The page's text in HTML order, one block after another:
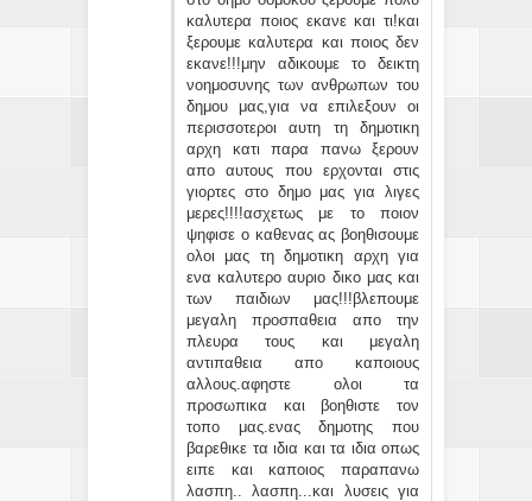
καλυτερα ποιος εκανε και τι!και
ξερουμε καλυτερα και ποιος δεν
εκανε!!!μην αδικουμε το δεικτη
νοημοσυνης των ανθρωπων του
δημου μας,για να επιλεξουν οι
περισσοτεροι αυτη τη δημοτικη
αρχη κατι παρα πανω ξερουν
απο αυτους που ερχονται στις
γιορτες στο δημο μας για λιγες
μερες!!!!ασχετως με το ποιον
ψηφισε ο καθενας ας βοηθισουμε
ολοι μας τη δημοτικη αρχη για
ενα καλυτερο αυριο δικο μας και
των παιδιων μας!!!βλεπουμε
μεγαλη προσπαθεια απο την
πλευρα τους και μεγαλη
αντιπαθεια απο καποιους
αλλους.αφηστε ολοι τα
προσωπικα και βοηθιστε τον
τοπο μας.ενας δημοτης που
βαρεθικε τα ιδια και τα ιδια οπως
ειπε και καποιος παραπανω
λασπη.. λασπη...και λυσεις για